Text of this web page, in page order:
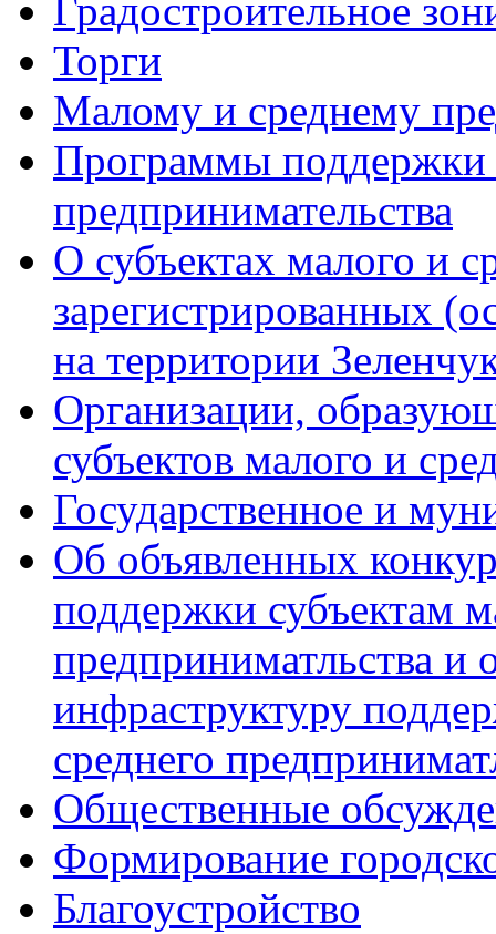
Градостроительное
Торги
Малому и среднему
Программы поддержки
предпринимательства
О субъектах малого и
зарегистрированных
на территории
Организации,
субъектов малого и
Государственное и
Об объявленных
поддержки субъектам
предприниматльства
инфраструктуру
среднего
Общественные
Формирование
Благоустройство